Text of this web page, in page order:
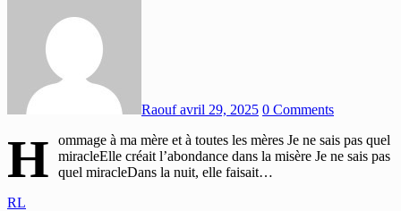
Raoufavril 29, 2025 0 Comments
H
ommage à ma mère et à toutes les mères Je ne sais pas quel
miracleElle créait l’abondance dans la misère Je ne sais pas
quel miracleDans la nuit, elle faisait…
RL